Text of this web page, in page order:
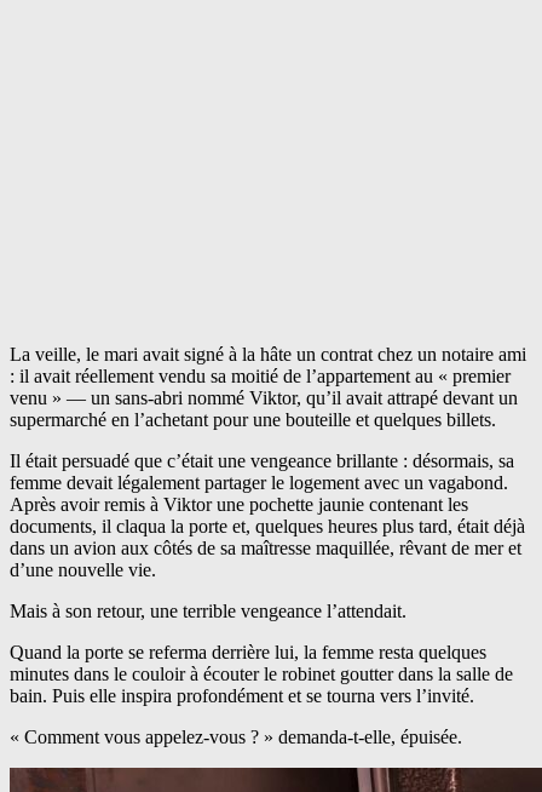
La veille, le mari avait signé à la hâte un contrat chez un notaire ami
: il avait réellement vendu sa moitié de l’appartement au « premier
venu » — un sans-abri nommé Viktor, qu’il avait attrapé devant un
supermarché en l’achetant pour une bouteille et quelques billets.
Il était persuadé que c’était une vengeance brillante : désormais, sa
femme devait légalement partager le logement avec un vagabond.
Après avoir remis à Viktor une pochette jaunie contenant les
documents, il claqua la porte et, quelques heures plus tard, était déjà
dans un avion aux côtés de sa maîtresse maquillée, rêvant de mer et
d’une nouvelle vie.
Mais à son retour, une terrible vengeance l’attendait.
Quand la porte se referma derrière lui, la femme resta quelques
minutes dans le couloir à écouter le robinet goutter dans la salle de
bain. Puis elle inspira profondément et se tourna vers l’invité.
« Comment vous appelez-vous ? » demanda-t-elle, épuisée.